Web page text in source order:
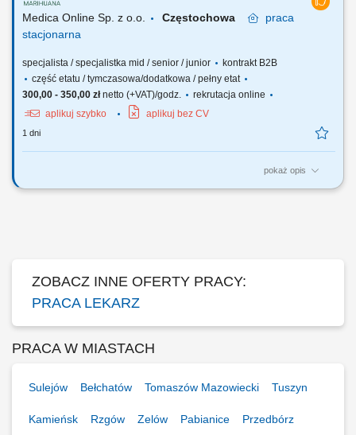
zespołu jako tzn. Lekarz...
Medica Online Sp. z o.o. Częstochowa
praca
stacjonarna
specjalista / specjalistka mid / senior / junior
kontrakt B2B
część etatu / tymczasowa/dodatkowa / pełny etat
300,00 - 350,00 złnetto (+VAT)/godz.
rekrutacja online
aplikuj szybko
aplikuj bez CV
1 dni
pokaż opis
Zapraszamy do współpracy z naszą firmą specjalizującą się w
ZOBACZ INNE OFERTY PRACY:
PRACA LEKARZ
PRACA W MIASTACH
Sulejów Bełchatów Tomaszów Mazowiecki Tuszyn
Kamieńsk Rzgów Zelów Pabianice Przedbórz